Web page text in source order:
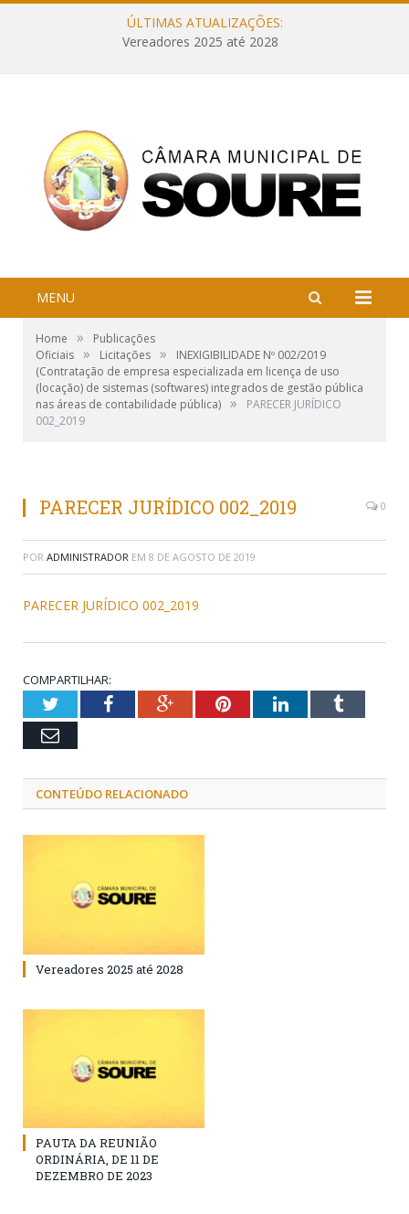
ÚLTIMAS ATUALIZAÇÕES:
Vereadores 2025 até 2028
MENU
Home »
Publicações
Oficiais » Licitações »
INEXIGIBILIDADE Nº 002/2019
(Contratação de empresa especializada em licença de uso
(locação) de sistemas (softwares) integrados de gestão pública
nas áreas de contabilidade pública) »
PARECER JURÍDICO
002_2019
PARECER JURÍDICO 002_2019 0
POR ADMINISTRADOR EM 8 DE AGOSTO DE 2019
PARECER JURÍDICO 002_2019
COMPARTILHAR:
TwitterFacebookGoogle+PinterestLinkedInTumblr
Email
CONTEÚDO RELACIONADO
Vereadores 2025 até 2028
PAUTA DA REUNIÃO
ORDINÁRIA, DE 11 DE
DEZEMBRO DE 2023